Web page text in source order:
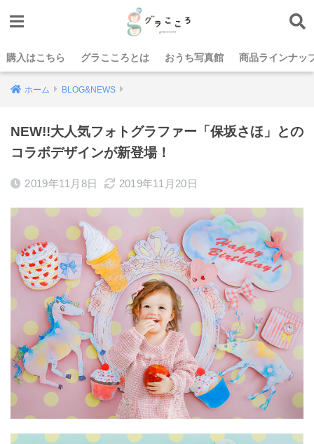
購入はこちら グラこころとは おうち写真館 商品ラインナッ
ホーム BLOG&NEWS
NEW!!大人気フォトグラファー「保坂さほ」との
コラボデザインが新登場！
2019年11月8日 2019年11月20日